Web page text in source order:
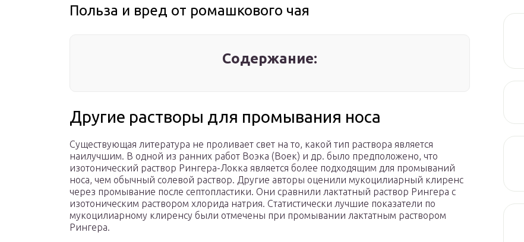
Польза и вред от ромашкового чая
Содержание:
Другие растворы для промывания носа
Существующая литература не проливает свет на то, какой тип раствора является
наилучшим. В одной из ранних работ Воэка (Воек) и др. было предположено, что
изотонический раствор Рингера-Локка является более подходящим для промываний
носа, чем обычный солевой раствор. Другие авторы оценили мукоцилиарный клиренс
через промывание после септопластики. Они сравнили лактатный раствор Рингера с
изотоническим раствором хлорида натрия. Статистически лучшие показатели по
мукоцилиарному клиренсу были отмечены при промывании лактатным раствором
Рингера.